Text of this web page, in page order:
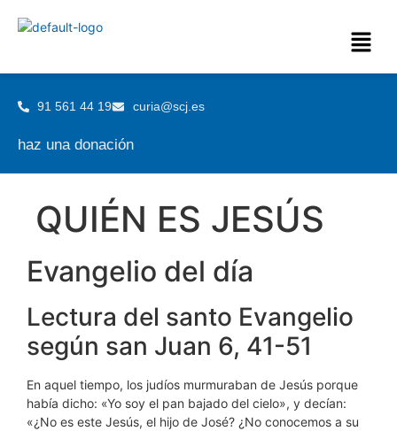
91 561 44 19 curia@scj.es
haz una donación
QUIÉN ES JESÚS
Evangelio del día
Lectura del santo Evangelio
según san Juan 6, 41-51
En aquel tiempo, los judíos murmuraban de Jesús porque
había dicho: «Yo soy el pan bajado del cielo», y decían:
«¿No es este Jesús, el hijo de José? ¿No conocemos a su